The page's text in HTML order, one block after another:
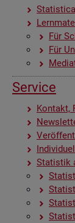
Für
Für
Ser­vice
Kon­takt,
Sta­tis­tik